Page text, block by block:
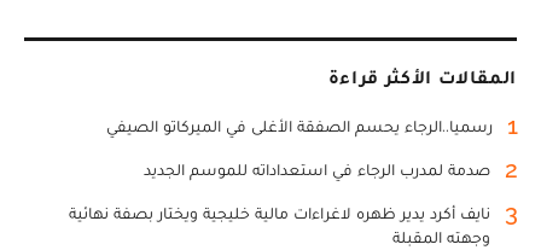
المقالات الأكثر قراءة
1 رسميا..الرجاء يحسم الصفقة الأغلى في الميركاتو الصيفي
2 صدمة لمدرب الرجاء في استعداداته للموسم الجديد
3
نايف أكرد يدير ظهره لاغراءات مالية خليجية ويختار بصفة نهائية
وجهته المقبلة